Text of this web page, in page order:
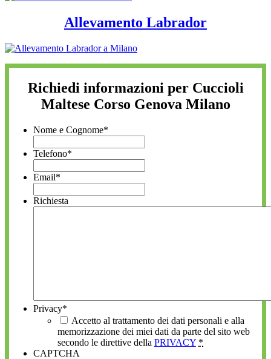
Allevamento Labrador
Richiedi informazioni per Cuccioli
Maltese Corso Genova Milano
Nome e Cognome*
Telefono*
Email*
Richiesta
Privacy*
Accetto al trattamento dei dati personali e alla
memorizzazione dei miei dati da parte del sito web
secondo le direttive della PRIVACY *
CAPTCHA